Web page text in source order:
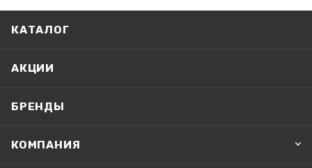
КАТАЛОГ
АКЦИИ
БРЕНДЫ
КОМПАНИЯ